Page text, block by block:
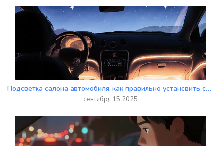
Подсветка салона автомобиля: как правильно установить светодиодные ленты и подключить питание
сентября 15 2025